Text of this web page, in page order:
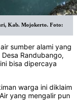
Kab. Mojokerto. Foto:
sumber alami yang
Randubango,
bisa dipercaya
warga ini diklaim
yang mengalir pun